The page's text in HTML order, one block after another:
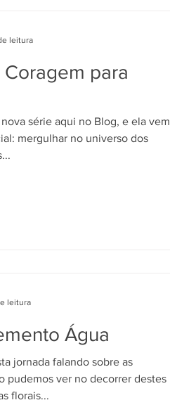
Coragem para
série aqui no Blog, e ela vem
mergulhar no universo dos
leitura
Água
jornada falando sobre as
pudemos ver no decorrer destes
florais...
leitura